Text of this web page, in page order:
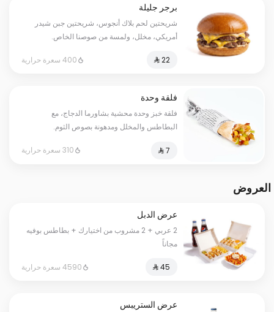
برجر جليلة
شريحتين لحم بلاك أنجوس، شريحتين جبن شيدر
أمريكي، مخلل، ولمسة من صوصنا الخاص.
⁨⁦‪‬ 22⁩ 400 سعرة حرارية
فلقة وحدة
فلقة خبز وحدة محشية بشاورما الدجاج، مع
البطاطس والمخلل ومدهونة بصوص الثوم.
310 سعرة حرارية
العروض
عرض الدبل
2 عربي + 2 مشروب من اختيارك + بطاطس بوفيه
مجاناً
4590 سعرة حرارية
عرض الستريبس